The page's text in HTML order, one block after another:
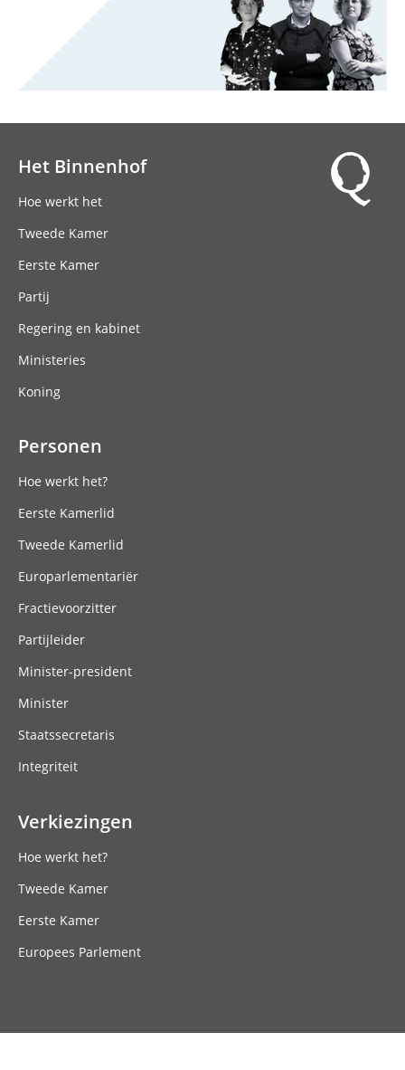
Het Binnenhof
Hoe werkt het
Tweede Kamer
Eerste Kamer
Partij
Regering en kabinet
Ministeries
Koning
Personen
Hoe werkt het?
Eerste Kamerlid
Tweede Kamerlid
Europarlementariër
Fractievoorzitter
Partijleider
Minister-president
Minister
Staatssecretaris
Integriteit
Verkiezingen
Hoe werkt het?
Tweede Kamer
Eerste Kamer
Europees Parlement